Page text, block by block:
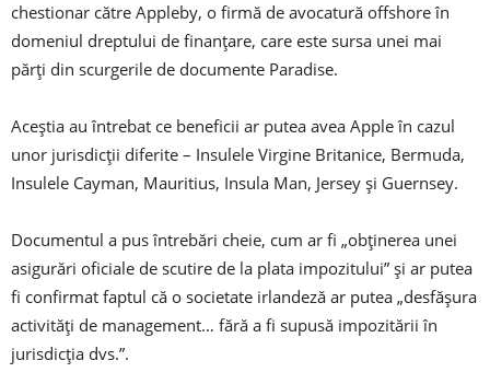
chestionar către Appleby, o firmă de avocatură offshore în
domeniul dreptului de finanțare, care este sursa unei mai
părți din scurgerile de documente Paradise.
Aceștia au întrebat ce beneficii ar putea avea Apple în cazul
unor jurisdicții diferite – Insulele Virgine Britanice, Bermuda,
Insulele Cayman, Mauritius, Insula Man, Jersey și Guernsey.
Documentul a pus întrebări cheie, cum ar fi „obținerea unei
asigurări oficiale de scutire de la plata impozitului” și ar putea
fi confirmat faptul că o societate irlandeză ar putea „desfășura
activități de management… fără a fi supusă impozitării în
jurisdicția dvs.”.